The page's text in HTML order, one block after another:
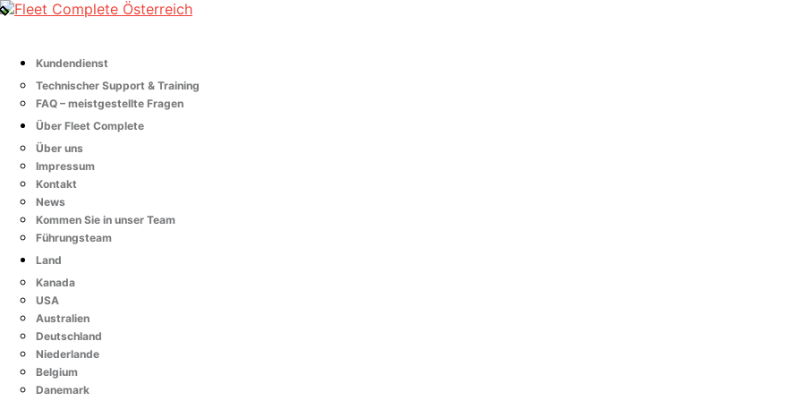
Kundendienst
Technischer Support & Training
FAQ – meistgestellte Fragen
Über Fleet Complete
Über uns
Impressum
Kontakt
News
Kommen Sie in unser Team
Führungsteam
Land
Kanada
USA
Australien
Deutschland
Niederlande
Belgium
Danemark